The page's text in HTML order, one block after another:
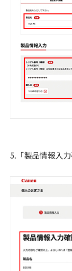
5.「製品情報入